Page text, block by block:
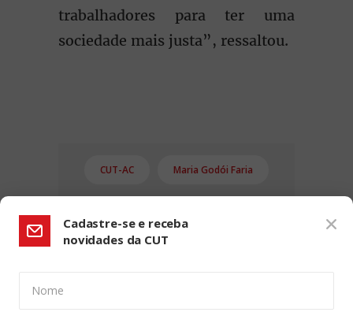
trabalhadores para ter uma
sociedade mais justa”, ressaltou.
CUT-AC Maria Godói Faria
Cadastre-se e receba
novidades da CUT
Nome